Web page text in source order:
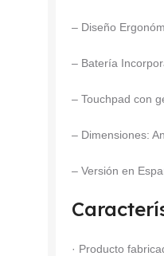
– Diseño
– Batería
– Touchpad con
– Dimensiones:
– Versión en
· Producto